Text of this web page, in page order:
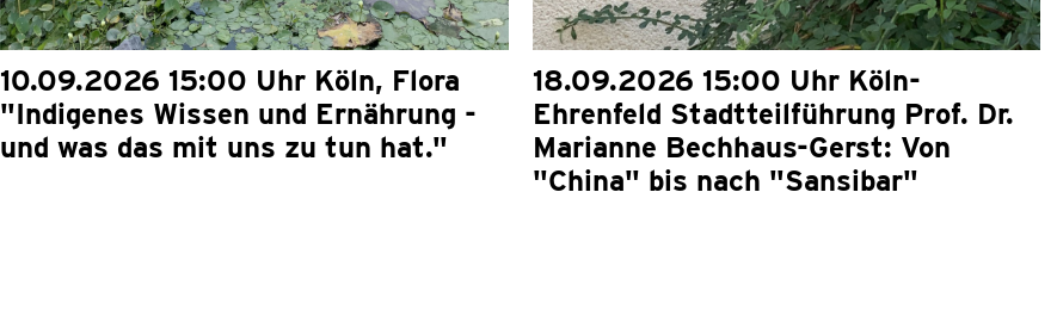
10.09.2026 15:00 Uhr Köln, Flora
"Indigenes Wissen und Ernährung -
und was das mit uns zu tun hat."
18.09.2026 15:00 Uhr Köln-
Ehrenfeld Stadtteilführung Prof. Dr.
Marianne Bechhaus-Gerst: Von
"China" bis nach "Sansibar"